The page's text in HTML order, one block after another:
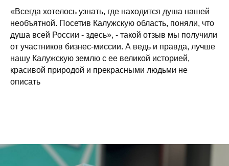
«Всегда хотелось узнать, где находится душа нашей
необъятной. Посетив Калужскую область, поняли, что
душа всей России - здесь», - такой отзыв мы получили
от участников бизнес-миссии. А ведь и правда, лучше
нашу Калужскую землю с ее великой историей,
красивой природой и прекрасными людьми не
описать